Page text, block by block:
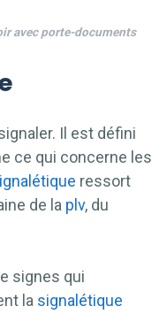
avec porte-documents
Il est défini
ce qui concerne les
ressort
de la plv, du
signes qui
la signalétique